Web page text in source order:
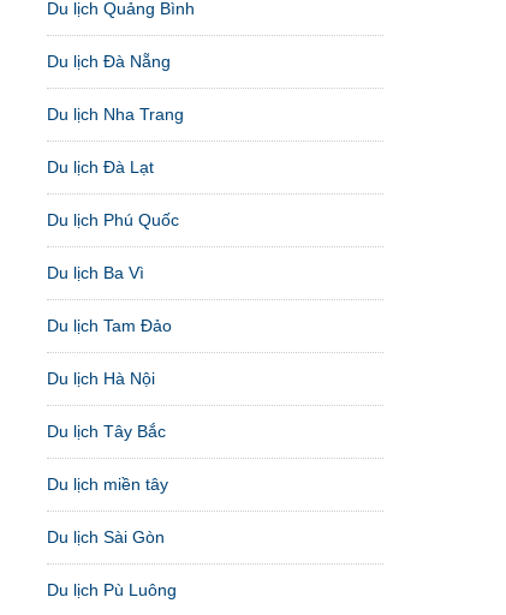
Du lịch Quảng Bình
Du lịch Đà Nẵng
Du lịch Nha Trang
Du lịch Đà Lạt
Du lịch Phú Quốc
Du lịch Ba Vì
Du lịch Tam Đảo
Du lịch Hà Nội
Du lịch Tây Bắc
Du lịch miền tây
Du lịch Sài Gòn
Du lịch Pù Luông